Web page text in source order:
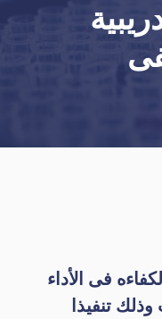
فى الأداء
تنفيذا